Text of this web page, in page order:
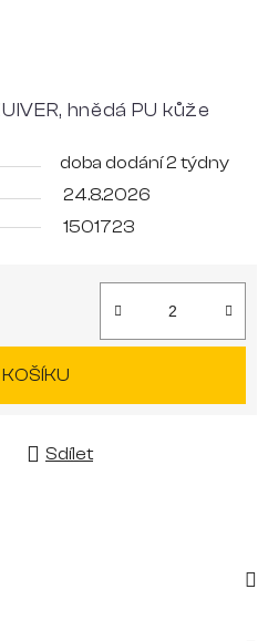
hnědá PU kůže
doba dodání 2 týdny
24.8.2026
1501723
Sdílet